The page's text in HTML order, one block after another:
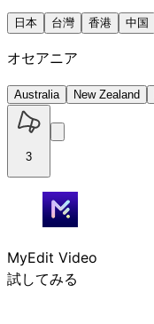
日本 台灣 香港 中国
オセアニア
Australia New Zealand
3
MyEdit Video
試してみる